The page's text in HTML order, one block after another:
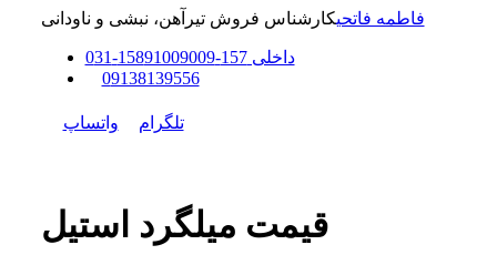
قیمت میلگرد استیل
فاطمه فاتحیکارشناس فروش تیرآهن، نبشی و ناودانی
داخلی157-158
91009009
-
031
09138139556
تلگرام واتساپ